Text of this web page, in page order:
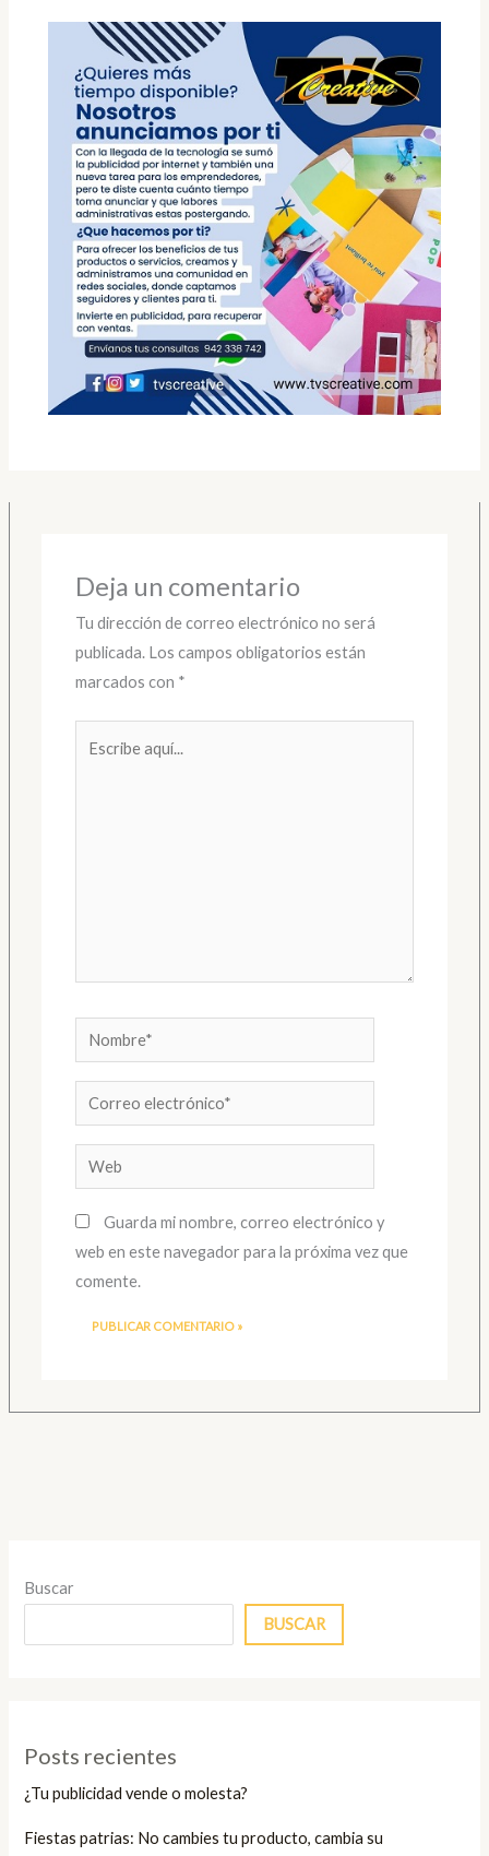
Deja un comentario
Tu dirección de correo electrónico no será
publicada. Los campos obligatorios están
marcados con *
Nombre*
Correo
electrónico*
Web
Guarda mi nombre, correo electrónico y
web en este navegador para la próxima vez que
comente.
Buscar
BUSCAR
Posts recientes
¿Tu publicidad vende o molesta?
Fiestas patrias: No cambies tu producto, cambia su